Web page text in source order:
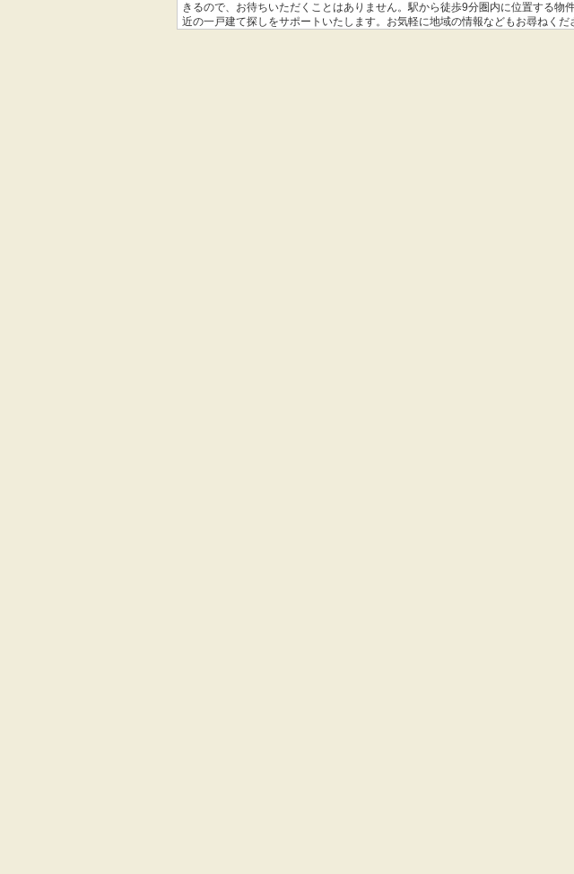
きるので、お待ちいただくことはありません。駅から徒歩9分圏内に位置する物
近の一戸建て探しをサポートいたします。お気軽に地域の情報などもお尋ねくだ